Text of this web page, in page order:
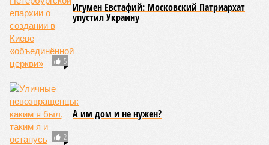
5
Игумен Евстафий: Московский Патриархат
упустил Украину
2
А им дом и не нужен?